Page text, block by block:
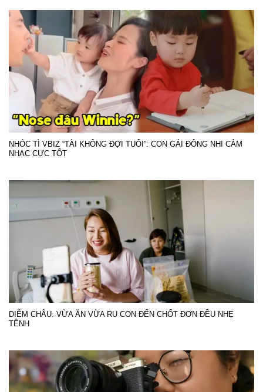
NHÓC TÌ VBIZ “TÀI KHÔNG ĐỢI TUỔI”: CON GÁI ĐÔNG NHI CẢM
NHẠC CỰC TỐT
DIỄM CHÂU: VỪA ĂN VỪA RU CON ĐẾN CHỐT ĐƠN ĐỀU NHẸ
TÊNH